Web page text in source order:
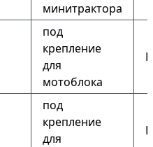
минитрактора
под
крепление
для
мотоблока
под
крепление
для